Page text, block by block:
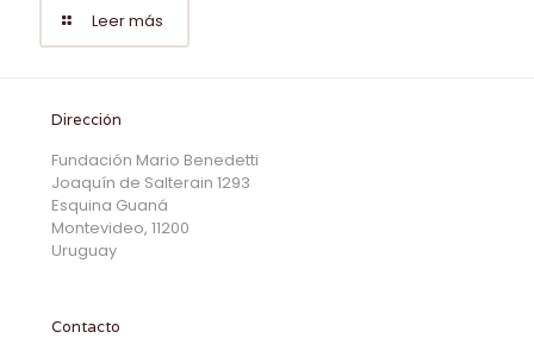
Leer más
Dirección
Fundación Mario Benedetti
Joaquín de Salterain 1293
Esquina Guaná
Montevideo, 11200
Uruguay
Contacto